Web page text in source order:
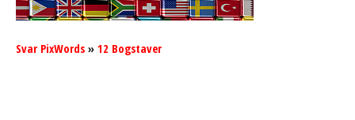
Svar PixWords » 12 Bogstaver